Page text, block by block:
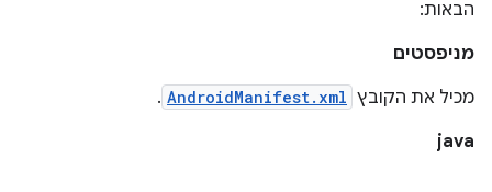
הבאות:
מניפסטים
מכיל את הקובץ AndroidManifest.xml
.
java